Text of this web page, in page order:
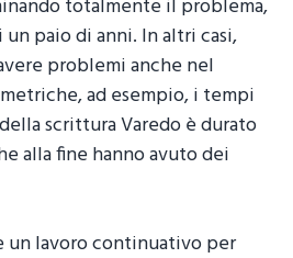
totalmente il problema,
paio di anni. In altri casi,
problemi anche nel
ad esempio, i tempi
scrittura Varedoè durato
alla fine hanno avuto dei
un lavoro continuativo per